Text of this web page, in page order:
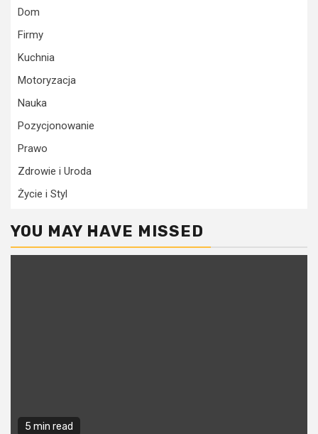
Dom
Firmy
Kuchnia
Motoryzacja
Nauka
Pozycjonowanie
Prawo
Zdrowie i Uroda
Życie i Styl
YOU MAY HAVE MISSED
5 min read